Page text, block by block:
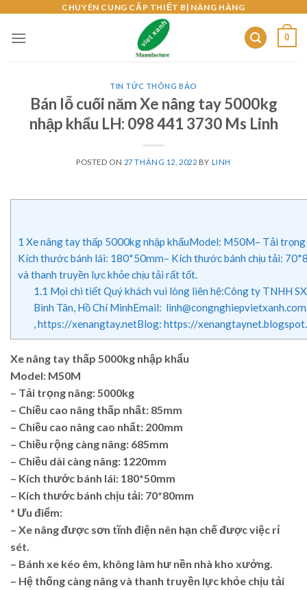
content
CHUYÊN CUNG CẤP THIẾT BỊ NÂNG HÀNG
0
TIN TỨC THÔNG BÁO
Bán lỗ cuối năm Xe nâng tay 5000kg
nhập khẩu LH: 098 441 3730 Ms Linh
POSTED ON 27 THÁNG 12, 2022 BY LINH
1 Xe nâng tay thấp 5000kg nhập khẩuModel: M50M– Tải
Kích thước bánh lái: 180*50mm– Kích thước bánh chịu tải:
và thanh truyền lực khỏe chịu tải rất tốt.
1.1 Mọi chi tiết Quý khách vui lòng liên hệ:Công ty TNHH
Bình Tân, Hồ Chí MinhEmail:
, https://xenangtay.netBlog: https://
Xe nâng tay thấp 5000kg nhập khẩu
Model: M50M
– Tải trọng nâng: 5000kg
– Chiều cao nâng thấp nhất: 85mm
– Chiều cao nâng cao nhất: 200mm
– Chiều rộng càng nâng: 685mm
– Chiều dài càng nâng: 1220mm
– Kích thước bánh lái: 180*50mm
– Kích thước bánh chịu tải: 70*80mm
* Ưu điểm:
– Xe nâng được sơn tĩnh điện nên hạn chế được việc rỉ
sét.
– Bánh xe kéo êm, không làm hư nền nhà kho xưởng.
– Hệ thống càng nâng và thanh truyền lực khỏe chịu tải